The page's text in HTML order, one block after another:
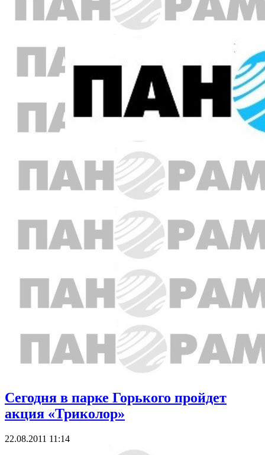
Сегодня в парке Горького пройдет
акция «Триколор»
22.08.2011 11:14